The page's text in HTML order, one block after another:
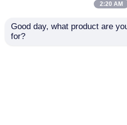
เครื่องขึ้นรูปม้วนสองชั้น
2:20 AM
Good day, what product are
for?